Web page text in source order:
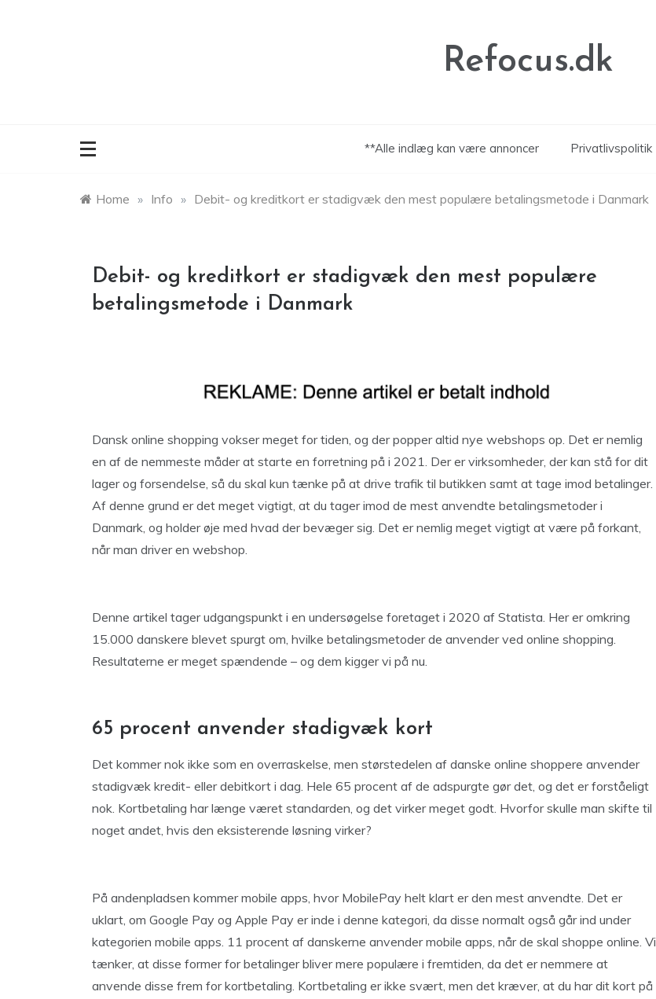
Refocus.dk
**Alle indlæg kan være annoncer Privatlivspolitik
Home » Info » Debit- og kreditkort er stadigvæk den mest populære betalingsmetode i Danmark
Debit- og kreditkort er stadigvæk den mest populære
betalingsmetode i Danmark
Dansk online shopping vokser meget for tiden, og der popper altid nye webshops op. Det er nemlig
en af de nemmeste måder at starte en forretning på i 2021. Der er virksomheder, der kan stå for dit
lager og forsendelse, så du skal kun tænke på at drive trafik til butikken samt at tage imod betalinger.
Af denne grund er det meget vigtigt, at du tager imod de mest anvendte betalingsmetoder i
Danmark, og holder øje med hvad der bevæger sig. Det er nemlig meget vigtigt at være på forkant,
når man driver en webshop.
Denne artikel tager udgangspunkt i en undersøgelse foretaget i 2020 af Statista. Her er omkring
15.000 danskere blevet spurgt om, hvilke betalingsmetoder de anvender ved online shopping.
Resultaterne er meget spændende – og dem kigger vi på nu.
65 procent anvender stadigvæk kort
Det kommer nok ikke som en overraskelse, men størstedelen af danske online shoppere anvender
stadigvæk kredit- eller debitkort i dag. Hele 65 procent af de adspurgte gør det, og det er forståeligt
nok. Kortbetaling har længe været standarden, og det virker meget godt. Hvorfor skulle man skifte til
noget andet, hvis den eksisterende løsning virker?
På andenpladsen kommer mobile apps, hvor MobilePay helt klart er den mest anvendte. Det er
uklart, om Google Pay og Apple Pay er inde i denne kategori, da disse normalt også går ind under
kategorien mobile apps. 11 procent af danskerne anvender mobile apps, når de skal shoppe online. Vi
tænker, at disse former for betalinger bliver mere populære i fremtiden, da det er nemmere at
anvende disse frem for kortbetaling. Kortbetaling er ikke svært, men det kræver, at du har dit kort på